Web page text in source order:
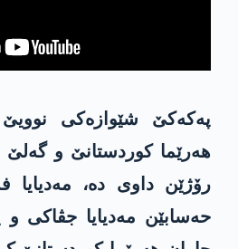
پەکەکێ شێوازەکی
ھەرێما کوردستانێ و
رۆژێن داوی دە، مەدیایا
حەسابێن مەدیایا جڤاکی و